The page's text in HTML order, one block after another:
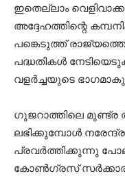
ഇതെല്ലാം
അദ്ദേഹത്തിന്റെ
പങ്കെടുത്ത്
പദ്ധതികള്‍
വളര്‍ച്ചയുടെ
ഗുജറാത്തിലെ മുണ്ട്ര
ലഭിക്കുമ്പോള്‍
പ്രവര്‍ത്തിക്കുന്നു
കോണ്‍ഗ്രസ്